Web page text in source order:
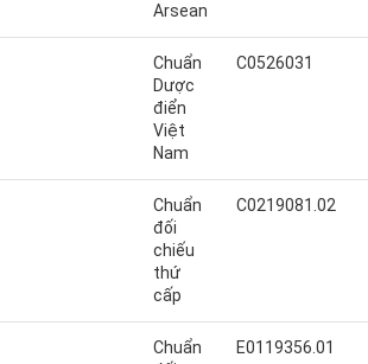
Arsean
Chuẩn
Dược
điển
Việt
Nam
C0526031
Chuẩn
đối
chiếu
thứ
cấp
C0219081.02
Chuẩn
E0119356.01